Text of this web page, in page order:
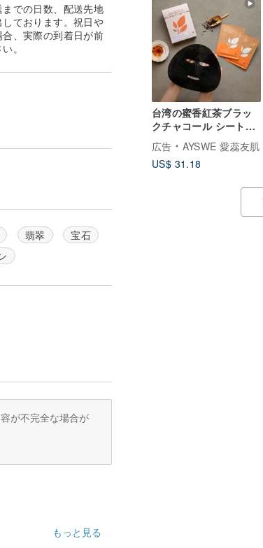
台湾の蜜香紅茶ブラッ
クチャコール シートマ
スク オーガニック 保湿
美白 シワ改善 無添加
潤い ボタニカル フェイ
りエッセンス 5枚入
広告
AYSWE 愛蕊友肌
US$ 31.18
での日数、配送先地
ております。祝日や
、実際の到着日が前
。
翡翠
宝石
が不完全な場合が
もっと見る